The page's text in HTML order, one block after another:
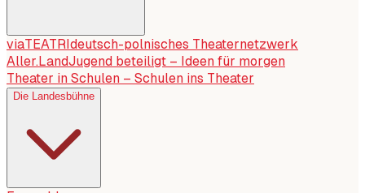
viaTEATRI deutsch-polnisches Theaternetzwerk
Aller.LandJugend beteiligt – Ideen für morgen
Theater in Schulen – Schulen ins Theater
Die Landesbühne